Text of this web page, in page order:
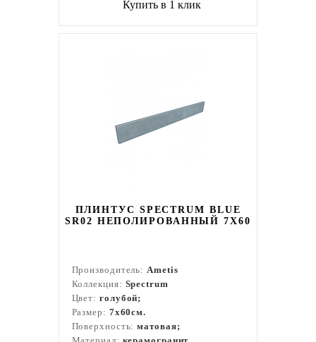
Купить в 1 клик
ПЛИНТУС SPECTRUM BLUE
SR02 НЕПОЛИРОВАННЫЙ 7X60
Производитель:Ametis
Коллекция: Spectrum
Цвет: голубой;
Размер: 7x60см.
Поверхность:матовая;